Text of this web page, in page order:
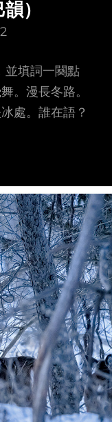
）
填詞一闋點
。漫長冬路。
處。誰在語？